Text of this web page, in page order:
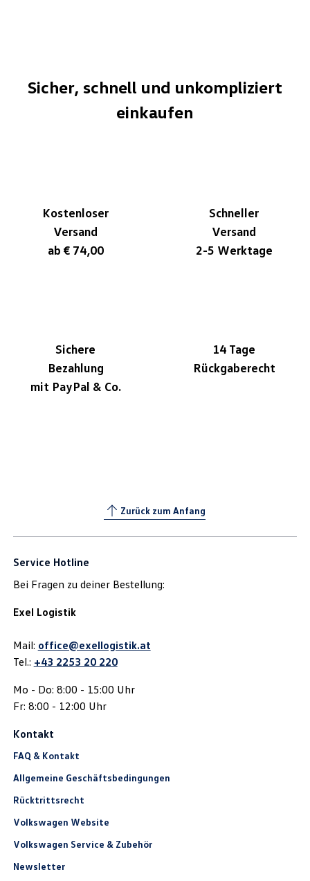
Sicher, schnell und unkompliziert
einkaufen
Kostenloser
Versand
ab € 74,00
Schneller
Versand
2-5 Werktage
Sichere
Bezahlung
mit PayPal & Co.
14 Tage
Rückgaberecht
Zurück zum Anfang
Service Hotline
Bei Fragen zu deiner Bestellung:
Exel Logistik
Mail: office@exellogistik.at
Tel.: +43 2253 20 220
Mo - Do: 8:00 - 15:00 Uhr
Fr: 8:00 - 12:00 Uhr
Kontakt
FAQ & Kontakt
Allgemeine Geschäftsbedingungen
Rücktrittsrecht
Volkswagen Website
Volkswagen Service & Zubehör
Newsletter